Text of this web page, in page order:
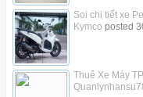
Soi chi tiết xe
Kymco posted
Thuê Xe Máy